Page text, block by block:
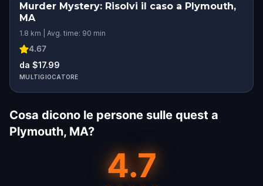
Murder Mystery: Risolvi il caso a Plymouth,
MA
1.8 km | Avg. time: 90 min
4.67
da $17.99
MULTIGIOCATORE
Cosa dicono le persone sulle quest a
Plymouth, MA?
4.7